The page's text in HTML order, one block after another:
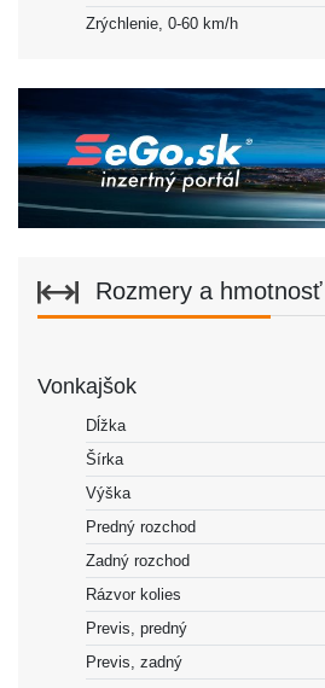
Zrýchlenie, 0-60 km/h
Rozmery a hmotnosť
Vonkajšok
Dĺžka
Šírka
Výška
Predný rozchod
Zadný rozchod
Rázvor kolies
Previs, predný
Previs, zadný